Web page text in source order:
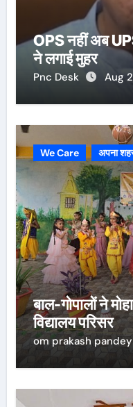
OPS नहीं अब
ने लगाई मुहर
Pnc Desk Aug
We Care अपना
बाल-गोपालों ने
विद्यालय परिसर
om prakash pandey